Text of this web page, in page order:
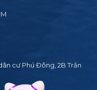
cư Phú Đông, 2B Trần